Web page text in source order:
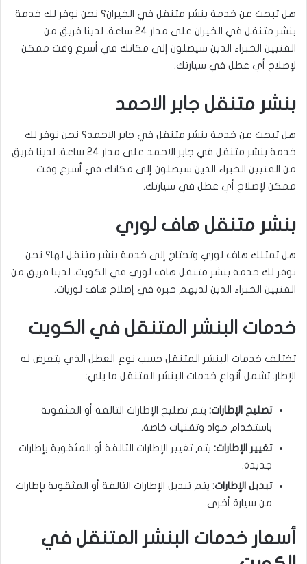
هل تبحث عن خدمة بنشر متنقل في الخيران؟ نحن نوفر لك خدمة
بنشر متنقل في الخيران على مدار 24 ساعة. لدينا فريق من
الفنيين الخبراء الذين سيصلون إلى مكانك في أسرع وقت ممكن
لإصلاح أي عطل في سيارتك.
بنشر متنقل جابر الاحمد
هل تبحث عن خدمة بنشر متنقل في جابر الاحمد؟ نحن نوفر لك
خدمة بنشر متنقل في جابر الاحمد على مدار 24 ساعة. لدينا فريق
من الفنيين الخبراء الذين سيصلون إلى مكانك في أسرع وقت
ممكن لإصلاح أي عطل في سيارتك.
بنشر متنقل هاف لوري
هل تمتلك هاف لوري وتحتاج إلى خدمة بنشر متنقل لها؟ نحن
نوفر لك خدمة بنشر متنقل هاف لوري في الكويت. لدينا فريق من
الفنيين الخبراء الذين لديهم خبرة في إصلاح هاف لوريات.
خدمات البنشر المتنقل في الكويت
تختلف خدمات البنشر المتنقل حسب نوع العطل الذي يتعرض له
الإطار. تشمل أنواع خدمات البنشر المتنقل ما يلي:
تصليح الإطارات: يتم تصليح الإطارات التالفة أو المثقوبة
باستخدام مواد وتقنيات خاصة.
تغيير الإطارات: يتم تغيير الإطارات التالفة أو المثقوبة بإطارات
جديدة.
تبديل الإطارات: يتم تبديل الإطارات التالفة أو المثقوبة بإطارات
من سيارة أخرى.
أسعار خدمات البنشر المتنقل في